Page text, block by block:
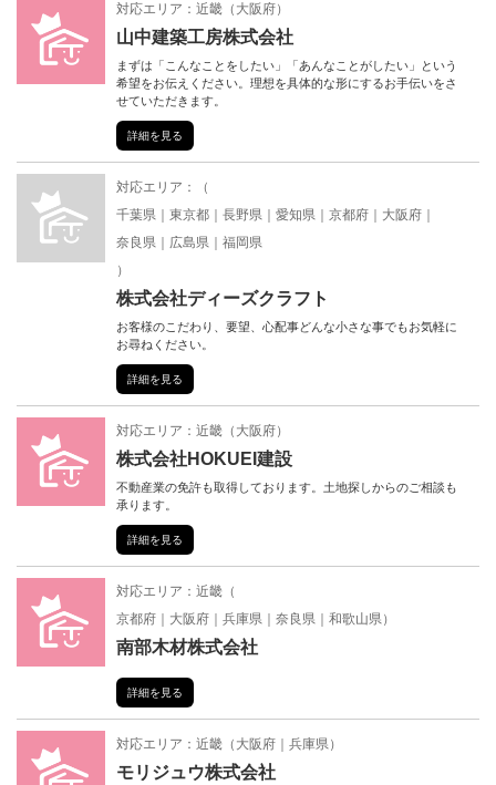
対応エリア： 近畿 （ 大阪府）
山中建築工房株式会社
まずは「こんなことをしたい」「あんなことがしたい」という
希望をお伝えください。理想を具体的な形にするお手伝いをさ
せていただきます。
詳細を見る
対応エリア：（
千葉県
東京都 長野県 愛知県 京都府
大阪府
奈良県
広島県
福岡県
）
株式会社ディーズクラフト
お客様のこだわり、要望、心配事どんな小さな事でもお気軽に
お尋ねください。
詳細を見る
対応エリア： 近畿 （ 大阪府）
株式会社HOKUEI建設
不動産業の免許も取得しております。土地探しからのご相談も
承ります。
詳細を見る
対応エリア： 近畿 （
京都府
大阪府 兵庫県 奈良県 和歌山県）
南部木材株式会社
詳細を見る
対応エリア： 近畿 （ 大阪府 兵庫県）
モリジュウ株式会社